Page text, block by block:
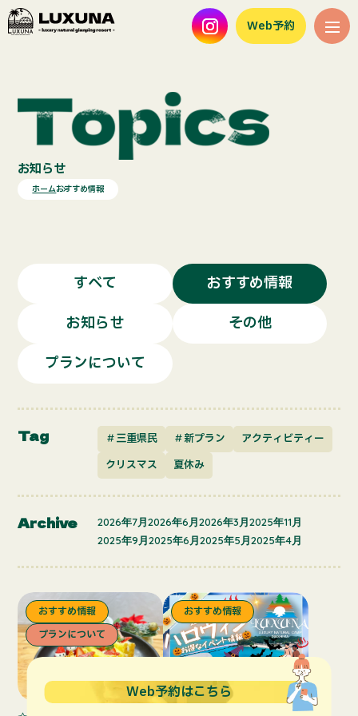
Web予約
お知らせ
ホームおすすめ情報
すべて
おすすめ情報
お知らせ
その他
プランについて
Tag ＃三重県民 ＃新プラン
アクティビティー
クリスマス
夏休み
Archive 2026年7月2026年6月2026年3月2025年11月
2025年9月2025年6月2025年5月2025年4月
おすすめ情報
プランについて
おすすめ情報
Web予約はこちら